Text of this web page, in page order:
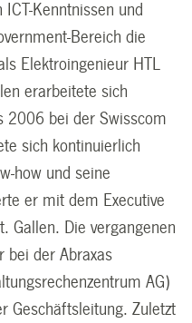
Kenntnissen und
Bereich die
Elektroingenieur HTL
erarbeitete sich
2006 bei der Swisscom
sich kontinuierlich
how und seine
er mit dem Executive
Gallen. Die vergangenen
bei der Abraxas
AG)
Geschäftsleitung. Zuletzt